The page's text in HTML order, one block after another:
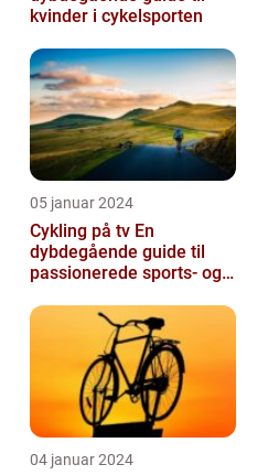
kvinder i cykelsporten
05 januar 2024
Cykling på tv En
dybdegående guide til
passionerede sports- og
04 januar 2024